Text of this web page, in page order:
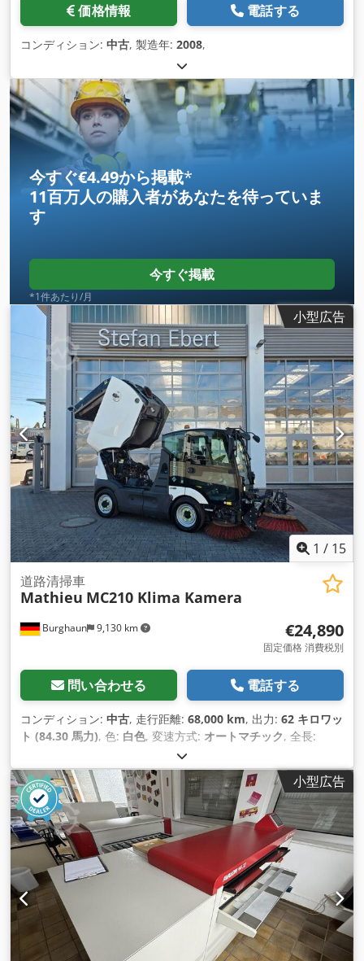
価格情報 電話する
コンディション: 中古, 製造年: 2008,
今すぐ€4.49から掲載*
11百万人の購入者があなたを待っていま
す
今すぐ掲載
*1件あたり/月
小型広告
1 / 15
Burghaun 9,130 km
道路清掃車
Mathieu MC210 Klima Kamera
€24,890
固定価格 消費税別
問い合わせる 電話する
コンディション: 中古, 走行距離: 68,000 km, 出力: 62 キロワッ
ト (84.30 馬力), 色: 白色, 変速方式: オートマチック, 全長:
13,500 mm, 全高:
2020, 装備:ABS（アンチロック・ブレーキ・システム）, エア
コン, パワーステアリング, 小型広告